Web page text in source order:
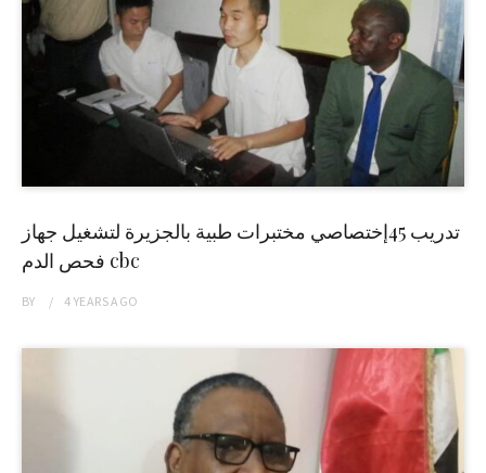
تدريب 45إختصاصي مختبرات طبية بالجزيرة لتشغيل جهاز
فحص الدم cbc
BY 4 YEARSAGO